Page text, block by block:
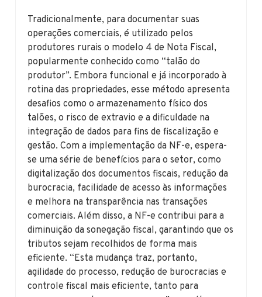
Tradicionalmente, para documentar suas
operações comerciais, é utilizado pelos
produtores rurais o modelo 4 de Nota Fiscal,
popularmente conhecido como “talão do
produtor”. Embora funcional e já incorporado à
rotina das propriedades, esse método apresenta
desafios como o armazenamento físico dos
talões, o risco de extravio e a dificuldade na
integração de dados para fins de fiscalização e
gestão. Com a implementação da NF-e, espera-
se uma série de benefícios para o setor, como
digitalização dos documentos fiscais, redução da
burocracia, facilidade de acesso às informações
e melhora na transparência nas transações
comerciais. Além disso, a NF-e contribui para a
diminuição da sonegação fiscal, garantindo que os
tributos sejam recolhidos de forma mais
eficiente. “Esta mudança traz, portanto,
agilidade do processo, redução de burocracias e
controle fiscal mais eficiente, tanto para